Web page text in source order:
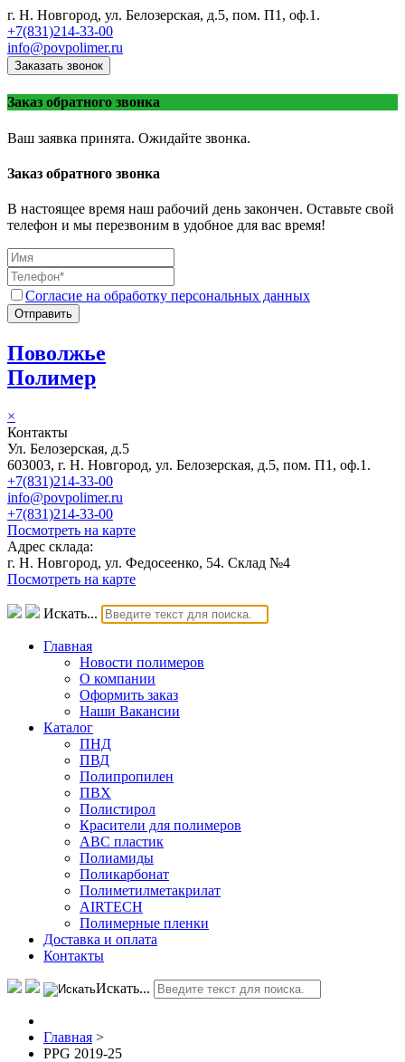
г. Н. Новгород, ул. Белозерская, д.5, пом. П1, оф.1.
+7(831)214-33-00
info@povpolimer.ru
Заказать звонок
Заказ обратного звонка
Ваш заявка принята. Ожидайте звонка.
Заказ обратного звонка
В настоящее время наш рабочий день закончен. Оставьте свой
телефон и мы перезвоним в удобное для вас время!
Согласие на обработку персональных данных
Отправить
Поволжье
Полимер
×
Контакты
Ул. Белозерская, д.5
603003, г. Н. Новгород, ул. Белозерская, д.5, пом. П1, оф.1.
+7(831)214-33-00
info@povpolimer.ru
+7(831)214-33-00
Посмотреть на карте
Адрес склада:
г. Н. Новгород, ул. Федосеенко, 54. Склад №4
Посмотреть на карте
Искать...
Главная
Новости полимеров
О компании
Оформить заказ
Наши Вакансии
Каталог
ПНД
ПВД
Полипропилен
ПВХ
Полистирол
Красители для полимеров
АВС пластик
Полиамиды
Поликарбонат
Полиметилметакрилат
AIRTECH
Полимерные пленки
Доставка и оплата
Контакты
Искать...
Главная >
PPG 2019-25